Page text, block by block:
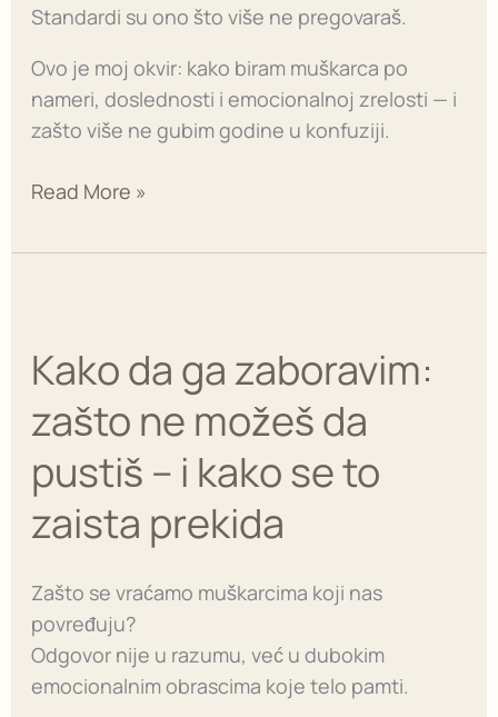
Standardi su ono što više ne pregovaraš.
Ovo je moj okvir: kako biram muškarca po
nameri, doslednosti i emocionalnoj zrelosti — i
zašto više ne gubim godine u konfuziji.
Read More »
Kako da ga zaboravim:
zašto ne možeš da
pustiš – i kako se to
zaista prekida
Zašto se vraćamo muškarcima koji nas
povređuju?
Odgovor nije u razumu, već u dubokim
emocionalnim obrascima koje telo pamti.
ga
zaboravim:
zašto
možeš
da
pustiš
i
kako
se
to